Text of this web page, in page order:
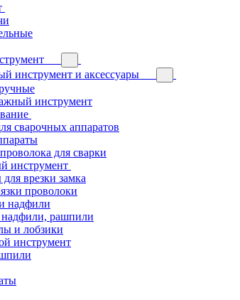
инструмент и аксессуары
инструмент
сварочных аппаратов
для сварки
инструмент
врезки замка
проволоки
надфили
рашпили
и лобзики
инструмент